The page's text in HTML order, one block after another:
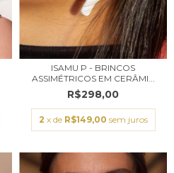
ISAMU P - BRINCOS
ASSIMÉTRICOS EM CERÂMI...
R$298,00
2 x de R$149,00 sem juros